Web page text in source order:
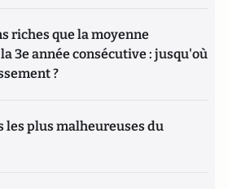
riches que la moyenne
3e année consécutive : jusqu'où
?
les plus malheureuses du